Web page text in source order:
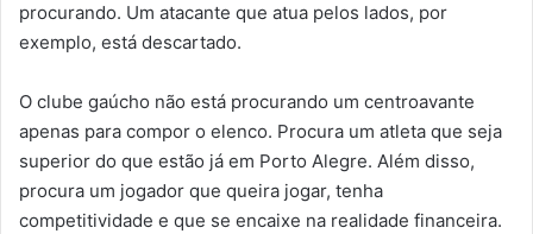
procurando. Um atacante que atua pelos lados, por
exemplo, está descartado.
O clube gaúcho não está procurando um centroavante
apenas para compor o elenco. Procura um atleta que seja
superior do que estão já em Porto Alegre. Além disso,
procura um jogador que queira jogar, tenha
competitividade e que se encaixe na realidade financeira.